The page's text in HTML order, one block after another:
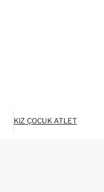
KIZ ÇOCUK ATLET